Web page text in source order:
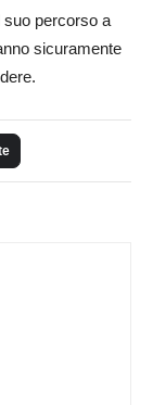
suo percorso a
sicuramente